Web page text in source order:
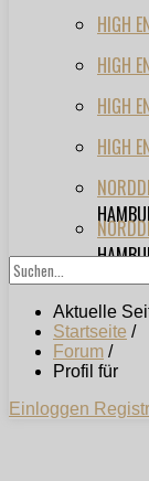
HIGH
HIGH
HIGH
HIGH
Aktuelle
Startseite /
Forum /
Profil für
Einloggen